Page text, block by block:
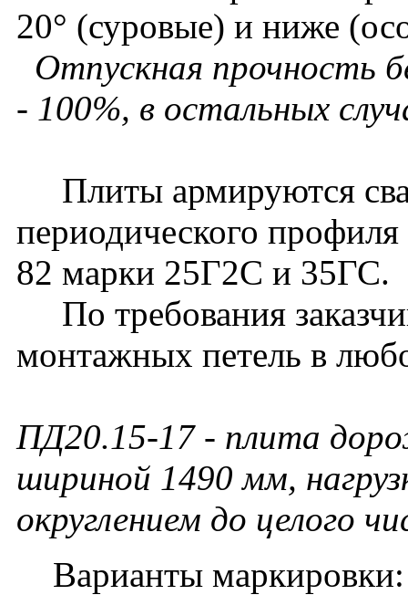
20° (суровые) и ниже
Отпускная прочность
- 100%, в остальных
Плиты армируются
периодического
82 марки 25Г2С и 35ГС.
По требования
монтажных петель в
ПД20.15-17 - плита
шириной 1490 мм,
округлением до целого
Варианты маркировки: